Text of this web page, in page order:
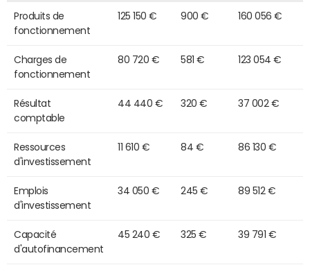
Produits de
fonctionnement
125 150 € 900 € 160 056 €
Charges de
fonctionnement
80 720 € 581 € 123 054 €
Résultat
comptable
44 440 € 320 € 37 002 €
Ressources
d'investissement
11 610 € 84 € 86 130 €
Emplois
d'investissement
34 050 € 245 € 89 512 €
Capacité
d'autofinancement
45 240 € 325 € 39 791 €